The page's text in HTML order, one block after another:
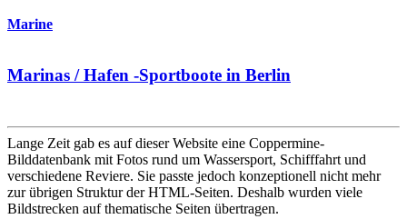
Marine
Marinas / Hafen -Sportboote in Berlin
Lange Zeit gab es auf dieser Website eine Coppermine-
Bilddatenbank mit Fotos rund um Wassersport, Schifffahrt und
verschiedene Reviere. Sie passte jedoch konzeptionell nicht mehr
zur übrigen Struktur der HTML-Seiten. Deshalb wurden viele
Bildstrecken auf thematische Seiten übertragen.